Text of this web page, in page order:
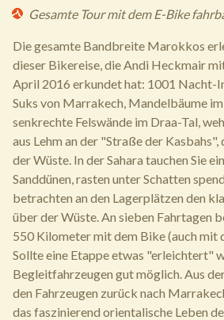
Gesamte Tour mit dem E-Bike
Die gesamte Bandbreite Marokkos
dieser Bikereise, die Andi Heckmair
April 2016 erkundet hat: 1001 Nacht-
Suks von Marrakech, Mandelbäume
senkrechte Felswände im Draa-Tal,
aus Lehm an der "Straße der
der Wüste. In der Sahara tauchen Sie
Sanddünen, rasten unter Schatten
betrachten an den Lagerplätzen den
über der Wüste. An sieben Fahrtagen
550 Kilometer mit dem Bike (auch mit
Sollte eine Etappe etwas "erleichtert"
Begleitfahrzeugen gut möglich. Aus
den Fahrzeugen zurück nach
das faszinierend orientalische Leben